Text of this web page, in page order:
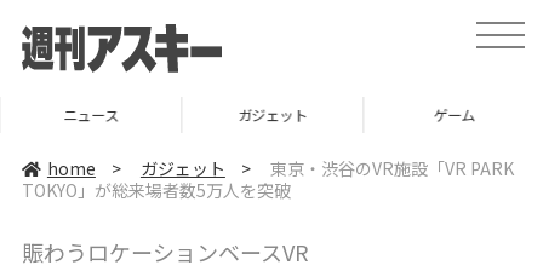
t
o
v
ニュース ガジェット ゲーム
home > ガジェット >
東京・渋谷のVR施設「VR PARK
TOKYO」が総来場者数5万人を突破
賑わうロケーションベースVR